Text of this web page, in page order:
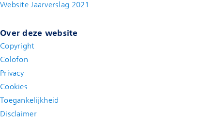
Website Jaarverslag 2021
Over deze website
Copyright
Colofon
Privacy
Cookies
Toegankelijkheid
Disclaimer(new window)